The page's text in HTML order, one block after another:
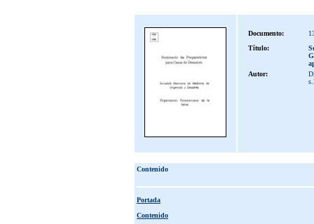
Documento:
Título:
Autor:
Contenido
Portada
Contenido